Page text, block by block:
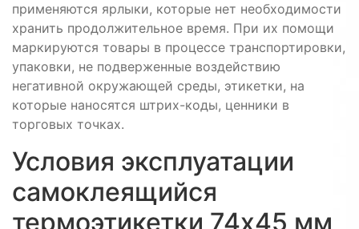
применяются ярлыки, которые нет необходимости
хранить продолжительное время. При их помощи
маркируются товары в процессе транспортировки,
упаковки, не подверженные воздействию
негативной окружающей среды, этикетки, на
которые наносятся штрих-коды, ценники в
торговых точках.
Условия эксплуатации
самоклеящийся
термоэтикетки 74х45 мм